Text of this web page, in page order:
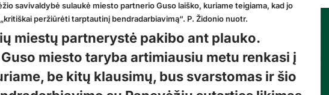
savivaldybė sulaukė miesto partnerio Guso laiško, kuriame teigiama, kad jo
peržiūrėti tarptautinį bendradarbiavimą“. P. Židonio nuotr.
miestų partnerystė pakibo ant plauko.
miesto taryba artimiausiu metu renkasi į
be kitų klausimų, bus svarstomas ir šio